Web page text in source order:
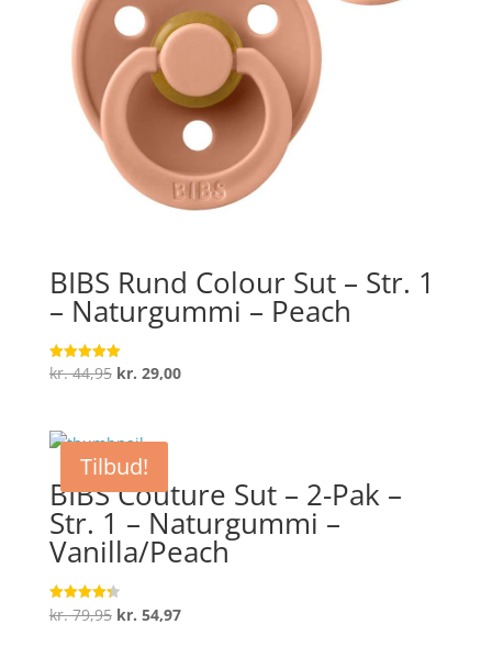
BIBS Rund Colour Sut – Str. 1
– Naturgummi – Peach
Vurderet
5
kr.44,95 Den
var:
kr. 44,95.
kr. 29,00Den
Tilbud!
BIBS Couture Sut – 2-Pak –
Str. 1 – Naturgummi –
Vanilla/Peach
Vurderet
4.3
kr.79,95 Den
kr. 54,97Den